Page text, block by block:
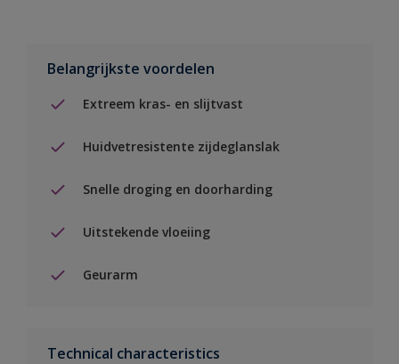
Belangrijkste voordelen
Extreem kras- en slijtvast
Huidvetresistente zijdeglanslak
Snelle droging en doorharding
Uitstekende vloeiing
Geurarm
Technical characteristics